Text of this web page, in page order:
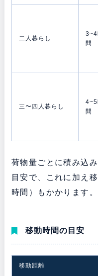
二人暮らし
3~4
間
三〜四人暮らし
4~5
間
荷物量ごとに積み込
目安で、これに加え
時間）もかかります。
移動時間の目安
移動距離